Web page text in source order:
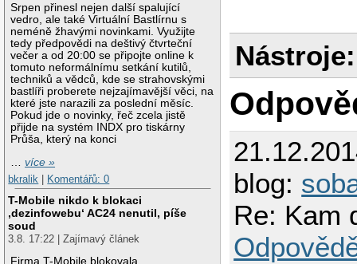
Srpen přinesl nejen další spalující
vedro, ale také Virtuální Bastlírnu s
neméně žhavými novinkami. Využijte
tedy předpovědi na deštivý čtvrteční
večer a od 20:00 se připojte online k
tomuto neformálnímu setkání kutilů,
techniků a vědců, kde se strahovskými
bastlíři proberete nejzajímavější věci, na
které jste narazili za poslední měsíc.
Pokud jde o novinky, řeč zcela jistě
přijde na systém INDX pro tiskárny
Průša, který na konci
…více »
bkralik
Komentářů: 0
T-Mobile nikdo k blokaci
‚dezinfowebu‘ AC24 nenutil, píše
soud
3.8. 17:22 | Zajímavý článek
Firma T-Mobile blokovala
Nástroje:
blog:
Re: Kam